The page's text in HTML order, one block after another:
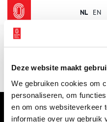
Deze website maakt
We gebruiken cookies om
personaliseren, om
en om ons websiteverkeer
informatie over uw gebruik
NL EN